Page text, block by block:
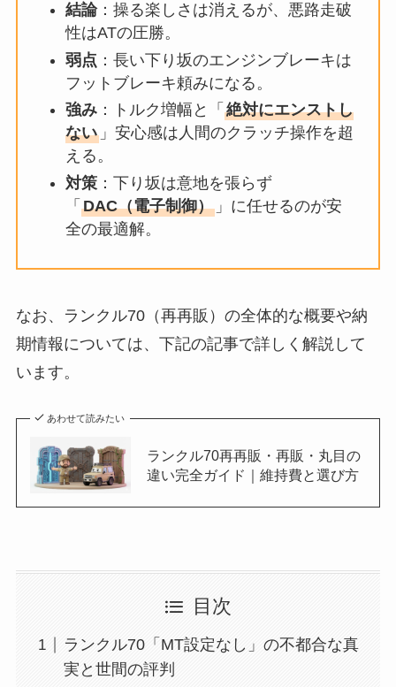
結論：操る楽しさは消えるが、悪路走破
性はATの圧勝。
弱点 ：長い下り坂のエンジンブレーキは
フットブレーキ頼みになる。
強み：トルク増幅と「 絶対にエンストし
ない」安心感は人間のクラッチ操作を超
える。
対策：下り坂は意地を張らず
「 DAC（電子制御）」に任せるのが安
全の最適解。
なお、ランクル70（再再販）の全体的な概要や納
期情報については、下記の記事で詳しく解説して
います。
あわせて読みたい
ランクル70再再販・再販・丸目の
違い完全ガイド｜維持費と選び方
目次
ランクル70「MT設定なし」の不都合な真
実と世間の評判